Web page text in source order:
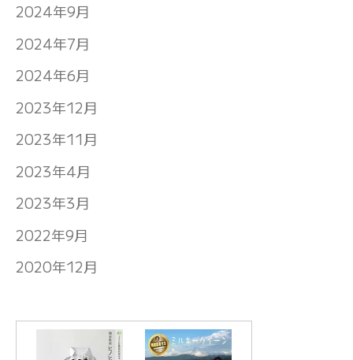
2024年9月
2024年7月
2024年6月
2023年12月
2023年11月
2023年4月
2023年3月
2022年9月
2020年12月